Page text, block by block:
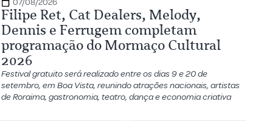
07/08/2026
Filipe Ret, Cat Dealers, Melody,
Dennis e Ferrugem completam
programação do Mormaço Cultural
2026
Festival gratuito será realizado entre os dias 9 e 20 de
setembro, em Boa Vista, reunindo atrações nacionais, artistas
de Roraima, gastronomia, teatro, dança e economia criativa